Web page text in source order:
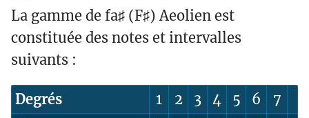
La gamme de fa♯ (F♯) Aeolien est
constituée des notes et intervalles
suivants :
Degrés 1 2 3 4 5 6
7